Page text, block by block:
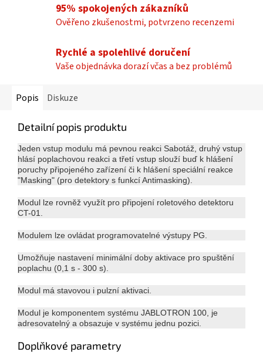
95% spokojených zákazníků
Ověřeno zkušenostmi, potvrzeno recenzemi
Rychlé a spolehlivé doručení
Vaše objednávka dorazí včas a bez problémů
Popis Diskuze
Detailní popis produktu
Jeden vstup modulu má pevnou reakci Sabotáž, druhý vstup
hlásí poplachovou reakci a třetí vstup slouží buď k hlášení
poruchy připojeného zařízení či k hlášení speciální reakce
"Masking" (pro detektory s funkcí Antimasking).
Modul lze rovněž využít pro připojení roletového detektoru
CT-01.
Modulem lze ovládat programovatelné výstupy PG.
Umožňuje nastavení minimální doby aktivace pro spuštění
poplachu (0,1 s - 300 s).
Modul má stavovou i pulzní aktivaci.
Modul je komponentem systému JABLOTRON 100, je
adresovatelný a obsazuje v systému jednu pozici.
Doplňkové parametry